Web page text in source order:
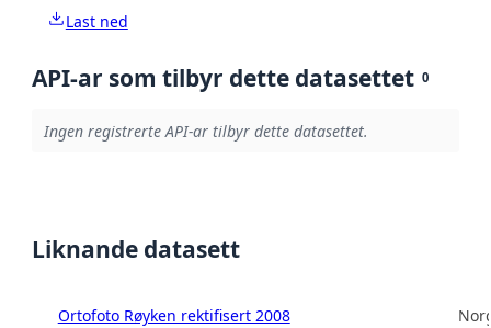
Last ned
API-ar som tilbyr dette datasettet 0
Ingen registrerte API-ar tilbyr dette datasettet.
Liknande datasett
Ortofoto Røyken rektifisert 2008